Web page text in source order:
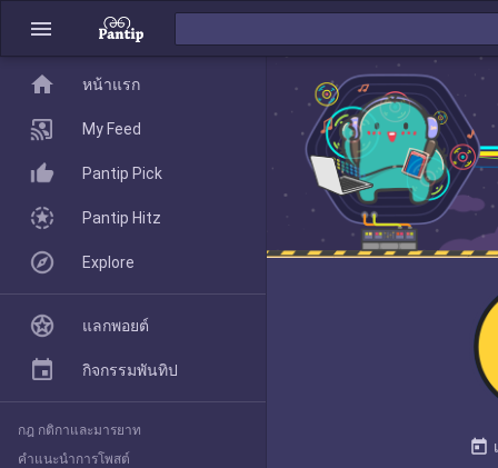
menu
today
home
Pantip Pick
Explore
home หน้าแรก
My Feed
Pantip Pick
Pantip Hitz
Explore
แลกพอยต์
กิจกรรมพันทิป
กฎ กติกาและมารยาท
คำแนะนำการโพสต์